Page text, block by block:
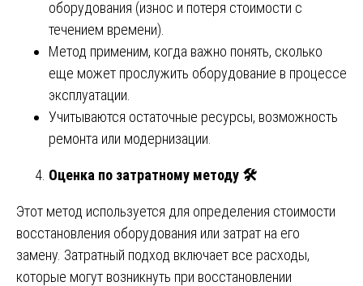
оборудования (износ и потеря стоимости с
течением времени).
Метод применим, когда важно понять, сколько
еще может прослужить оборудование в процессе
эксплуатации.
Учитываются остаточные ресурсы, возможность
ремонта или модернизации.
Оценка по затратному методу 🛠
Этот метод используется для определения стоимости
восстановления оборудования или затрат на его
замену. Затратный подход включает все расходы,
которые могут возникнуть при восстановлении